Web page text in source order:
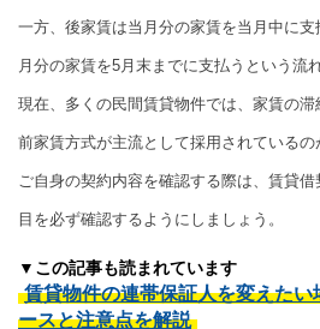
一方、後家賃は当月分の家賃を当月中に
月分の家賃を5月末までに支払うという流れ
現在、多くの民間賃貸物件では、家賃の滞
前家賃方式が主流として採用されているの
ご自身の契約内容を確認する際は、賃貸
目を必ず確認するようにしましょう。
▼この記事も読まれています
賃貸物件の連帯保証人を変えた
ースと注意点を解説